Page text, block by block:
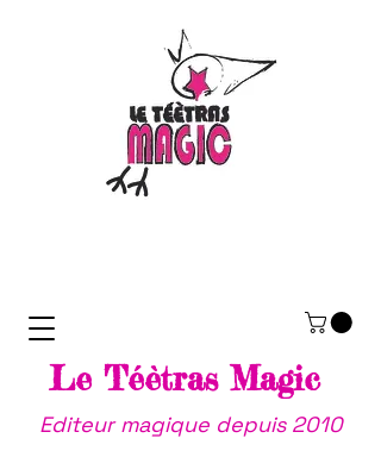
Le Téètras Magic
Editeur magique depuis 2010